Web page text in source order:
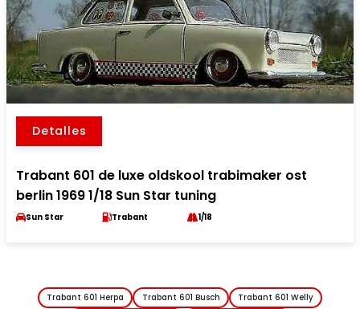
Detalles
Trabant 601 de luxe oldskool trabimaker ost
berlin 1969 1/18 Sun Star tuning
Sun Star Trabant 1/18
Trabant 601 Herpa Trabant 601 Busch
Trabant 601 Welly